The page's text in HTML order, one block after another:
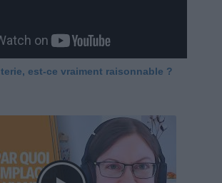
est-ce vraiment raisonnable ?